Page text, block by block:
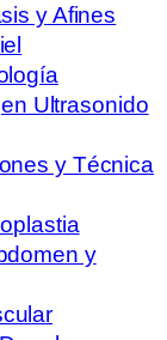
y Afines
Ultrasonido
y Técnica
y